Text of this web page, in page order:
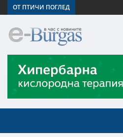
ОТ ПТИЧИ ПОГЛЕД